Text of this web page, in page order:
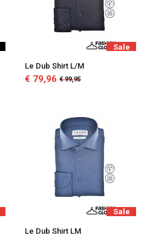
Sale
Le Dub Shirt L/M
€ 79,96 € 99,95
Sale
Le Dub Shirt LM